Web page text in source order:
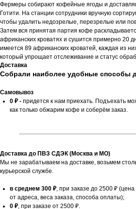
Фермеры собирают кофейные ягоды и
Готити. На станции сотрудники вручную
чтобы удалить недозрелые, перезрелые или
Затем вся принятая партия кофе
африканских кроватях и сушится примерно 20
имеется 89 африканских кроватей, каждая из
который упрощает отслеживание и статус
Доставка
Собрали наиболее удобные способы
Самовывоз
0 ₽ - придется к нам приехать. Подъехать
как только обжарим кофе и соберём заказ.
Доставка до ПВЗ СДЭК (Москва и МО)
Мы не зарабатываем на доставке, возьмем
курьерской службе.
в среднем 300 ₽, при заказе до 2500 ₽
от адреса, веса заказа, способа оплаты);
0 ₽, при заказе от 2500 ₽.